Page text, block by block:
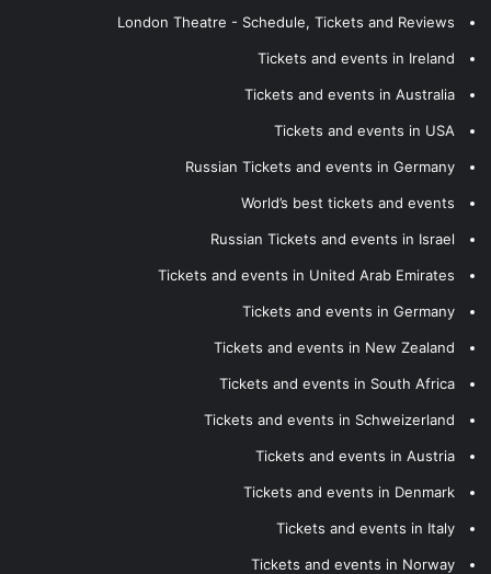
London Theatre - Schedule, Tickets and Reviews
Tickets and events in Ireland
Tickets and events in Australia
Tickets and events in USA
Russian Tickets and events in Germany
World’s best tickets and events
Russian Tickets and events in Israel
Tickets and events in United Arab Emirates
Tickets and events in Germany
Tickets and events in New Zealand
Tickets and events in South Africa
Tickets and events in Schweizerland
Tickets and events in Austria
Tickets and events in Denmark
Tickets and events in Italy
Tickets and events in Norway